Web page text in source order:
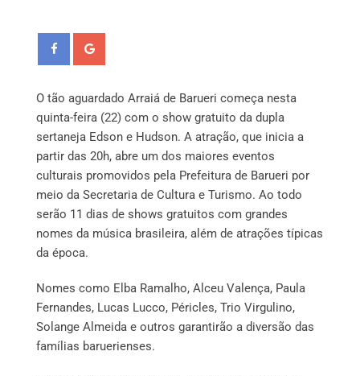
O tão aguardado Arraiá de Barueri começa nesta
quinta-feira (22) com o show gratuito da dupla
sertaneja Edson e Hudson. A atração, que inicia a
partir das 20h, abre um dos maiores eventos
culturais promovidos pela Prefeitura de Barueri por
meio da Secretaria de Cultura e Turismo. Ao todo
serão 11 dias de shows gratuitos com grandes
nomes da música brasileira, além de atrações típicas
da época.
Nomes como Elba Ramalho, Alceu Valença, Paula
Fernandes, Lucas Lucco, Péricles, Trio Virgulino,
Solange Almeida e outros garantirão a diversão das
famílias baruerienses.